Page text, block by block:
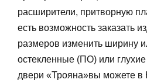
расширители, притворную
есть возможность заказать
размеров изменить ширину
остекленные (ПО) или
двери «Трояна»вы можете в